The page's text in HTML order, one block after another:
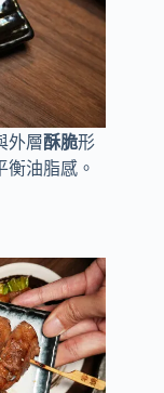
外層酥脆形
油脂感。